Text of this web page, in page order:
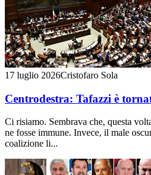
17 luglio 2026Cristofaro Sola
Centrodestra: Tafazzi è
Ci risiamo. Sembrava che, questa
ne fosse immune. Invece, il male
coalizione li...